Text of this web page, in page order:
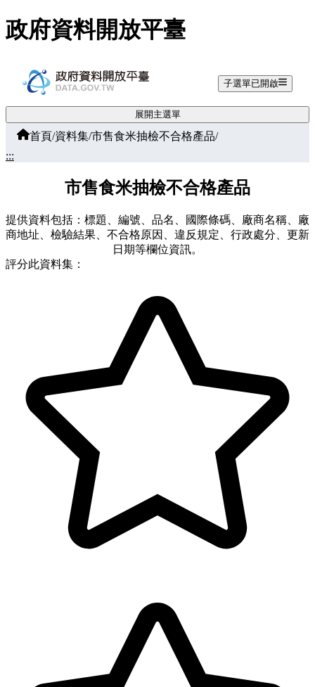
跳至主要內容
政府資料開放平臺
子選單已開啟
展開主選單
首頁/資料集/市售食米抽檢不合格產品/
:::
市售食米抽檢不合格產品
提供資料包括：標題、編號、品名、國際條碼、廠商名稱、廠
商地址、檢驗結果、不合格原因、違反規定、行政處分、更新
日期等欄位資訊。
評分此資料集：